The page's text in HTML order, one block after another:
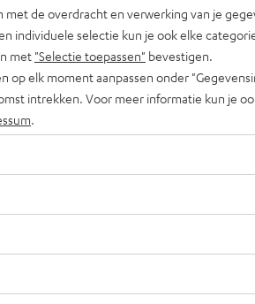
+31 (0)20
met de overdracht en verwerking van je
individuele selectie kun je ook elke
met "Selectie toepassen" bevestigen.
op elk moment aanpassen onder
intrekken. Voor meer informatie kun je